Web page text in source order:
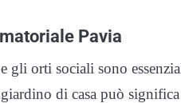
Pavia
gli orti sociali sono
di casa può